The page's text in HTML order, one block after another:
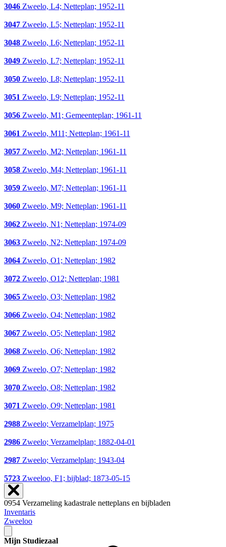
3046 Zweelo, L4; Netteplan; 1952-11
3047 Zweelo, L5; Netteplan; 1952-11
3048 Zweelo, L6; Netteplan; 1952-11
3049 Zweelo, L7; Netteplan; 1952-11
3050 Zweelo, L8; Netteplan; 1952-11
3051 Zweelo, L9; Netteplan; 1952-11
3056 Zweelo, M1; Gemeenteplan; 1961-11
3061 Zweelo, M11; Netteplan; 1961-11
3057 Zweelo, M2; Netteplan; 1961-11
3058 Zweelo, M4; Netteplan; 1961-11
3059 Zweelo, M7; Netteplan; 1961-11
3060 Zweelo, M9; Netteplan; 1961-11
3062 Zweelo, N1; Netteplan; 1974-09
3063 Zweelo, N2; Netteplan; 1974-09
3064 Zweelo, O1; Netteplan; 1982
3072 Zweelo, O12; Netteplan; 1981
3065 Zweelo, O3; Netteplan; 1982
3066 Zweelo, O4; Netteplan; 1982
3067 Zweelo, O5; Netteplan; 1982
3068 Zweelo, O6; Netteplan; 1982
3069 Zweelo, O7; Netteplan; 1982
3070 Zweelo, O8; Netteplan; 1982
3071 Zweelo, O9; Netteplan; 1981
2988 Zweelo; Verzamelplan; 1975
2986 Zweelo; Verzamelplan; 1882-04-01
2987 Zweelo; Verzamelplan; 1943-04
5723 Zweeloo, F1; bijblad; 1873-05-15
0954 Verzameling kadastrale netteplans en bijbladen
Inventaris
Zweeloo
Mijn Studiezaal